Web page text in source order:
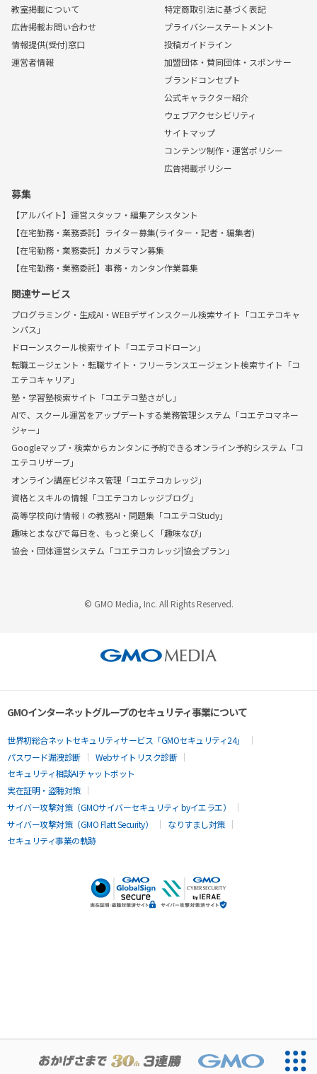
教室掲載について
広告掲載お問い合わせ
情報提供(受付)窓口
運営者情報
特定商取引法に基づく表記
プライバシーステートメント
投稿ガイドライン
加盟団体・賛同団体・スポンサー
ブランドコンセプト
公式キャラクター紹介
ウェブアクセシビリティ
サイトマップ
コンテンツ制作・運営ポリシー
広告掲載ポリシー
募集
【アルバイト】運営スタッフ・編集アシスタント
【在宅勤務・業務委託】ライター募集(ライター・記者・編集者)
【在宅勤務・業務委託】カメラマン募集
【在宅勤務・業務委託】事務・カンタン作業募集
関連サービス
プログラミング・生成AI・WEBデザインスクール検索サイト「コエテコキャ
ンパス」
ドローンスクール検索サイト「コエテコドローン」
転職エージェント・転職サイト・フリーランスエージェント検索サイト「コ
エテコキャリア」
塾・学習塾検索サイト「コエテコ塾さがし」
AIで、スクール運営をアップデートする業務管理システム「コエテコマネー
ジャー」
Googleマップ・検索からカンタンに予約できるオンライン予約システム「コ
エテコリザーブ」
オンライン講座ビジネス管理「コエテコカレッジ」
資格とスキルの情報「コエテコカレッジブログ」
高等学校向け情報Ⅰの教務AI・問題集「コエテコStudy」
趣味とまなびで毎日を、もっと楽しく「趣味なび」
協会・団体運営システム「コエテコカレッジ|協会プラン」
© GMO Media, Inc. All Rights Reserved.
GMOインターネットグループのセキュリティ事業について
世界初総合ネットセキュリティサービス「GMOセキュリティ24」
パスワード漏洩診断
Webサイトリスク診断
セキュリティ相談AIチャットボット
実在証明・盗聴対策
サイバー攻撃対策（GMOサイバーセキュリティ byイエラエ）
サイバー攻撃対策（GMO Flatt Security）
なりすまし対策
セキュリティ事業の軌跡